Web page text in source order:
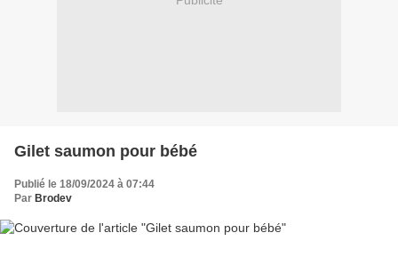
Gilet saumon pour bébé
Publié le 18/09/2024 à 07:44
Par Brodev